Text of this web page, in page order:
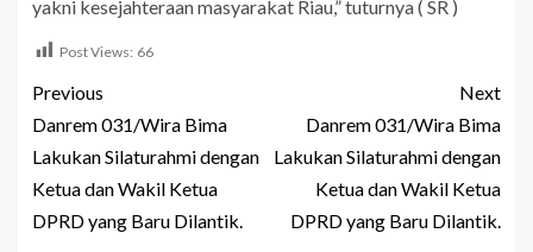
yakni kesejahteraan masyarakat Riau,” tuturnya ( SR )
Post Views: 66
Previous
Danrem 031/Wira Bima
Lakukan Silaturahmi dengan
Ketua dan Wakil Ketua
DPRD yang Baru Dilantik.
Next
Danrem 031/Wira Bima
Lakukan Silaturahmi dengan
Ketua dan Wakil Ketua
DPRD yang Baru Dilantik.